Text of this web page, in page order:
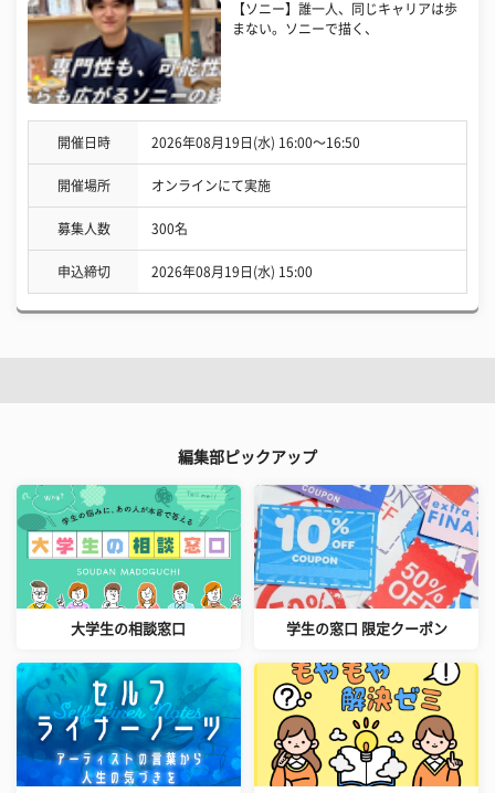
【ソニー】誰一人、同じキャリアは歩
まない。ソニーで描く、
開催日時 2026年08月19日(水) 16:00〜16:50
開催場所 オンラインにて実施
募集人数 300名
申込締切 2026年08月19日(水) 15:00
編集部ピックアップ
大学生の相談窓口 学生の窓口 限定クーポン